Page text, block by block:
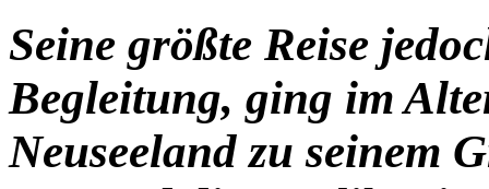
Seine größte Reise
Begleitung, ging im
Neuseeland zu seinem